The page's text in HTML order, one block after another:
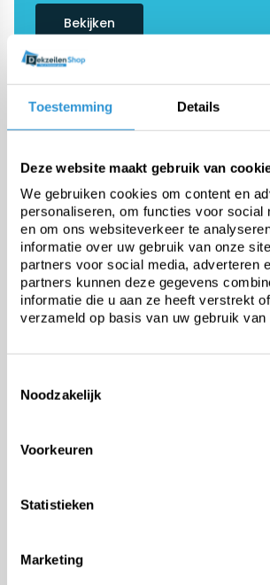
Toestemming Details
Deze website maakt gebruik van
We gebruiken cookies om content en
personaliseren, om functies voor social
en om ons websiteverkeer te
informatie over uw gebruik van onze
partners voor social media, adverteren
partners kunnen deze gegevens
informatie die u aan ze heeft verstrekt
verzameld op basis van uw gebruik
Noodzakelijk
Voorkeuren
Statistieken
Marketing
Bekijken
De #1 in dekzeilen
Onze specialisten helpen
Ask advice
Categorieën